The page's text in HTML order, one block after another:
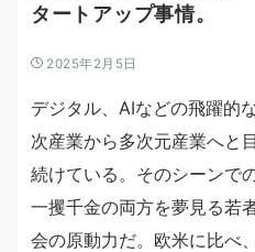
タートアップ事情。
2025年2月5日
デジタル、AIなどの飛躍的
次産業から多次元産業へと
続けている。そのシーンで
一攫千金の両方を夢見る若
会の原動力だ。欧米に比べ